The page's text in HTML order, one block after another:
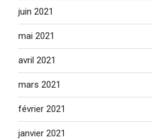
juin 2021
mai 2021
avril 2021
mars 2021
février 2021
janvier 2021